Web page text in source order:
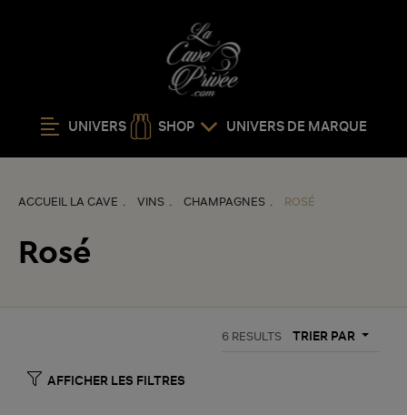
UNIVERS SHOP UNIVERS DE MARQUE
ACCUEIL LA CAVE VINS CHAMPAGNES ROSÉ
Rosé
6 RESULTS TRIER PAR